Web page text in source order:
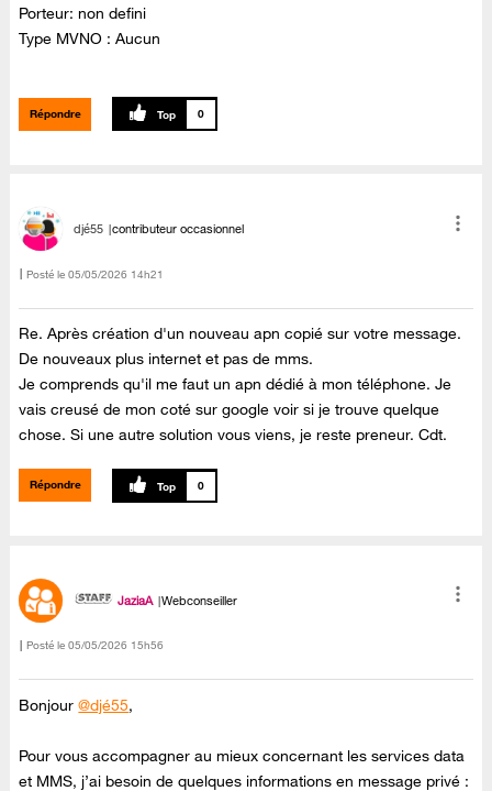
Porteur: non defini
Type MVNO : Aucun
Répondre 0
djé55 contributeur occasionnel
Posté le ‎05/05/2026 14h21
Re. Après création d'un nouveau apn copié sur votre message.
De nouveaux plus internet et pas de mms.
Je comprends qu'il me faut un apn dédié à mon téléphone. Je
vais creusé de mon coté sur google voir si je trouve quelque
chose. Si une autre solution vous viens, je reste preneur. Cdt.
Répondre 0
JaziaA Webconseiller
Posté le ‎05/05/2026 15h56
Bonjour@djé55,
Pour vous accompagner au mieux concernant les services data
et MMS, j’ai besoin de quelques informations en message privé :